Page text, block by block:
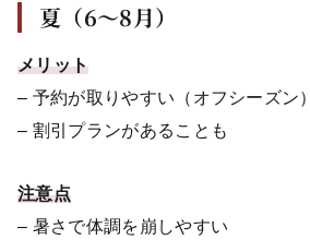
夏（6〜8月）
メリット
– 予約が取りやすい（オフシーズン）
– 割引プランがあることも
注意点
– 暑さで体調を崩しやすい